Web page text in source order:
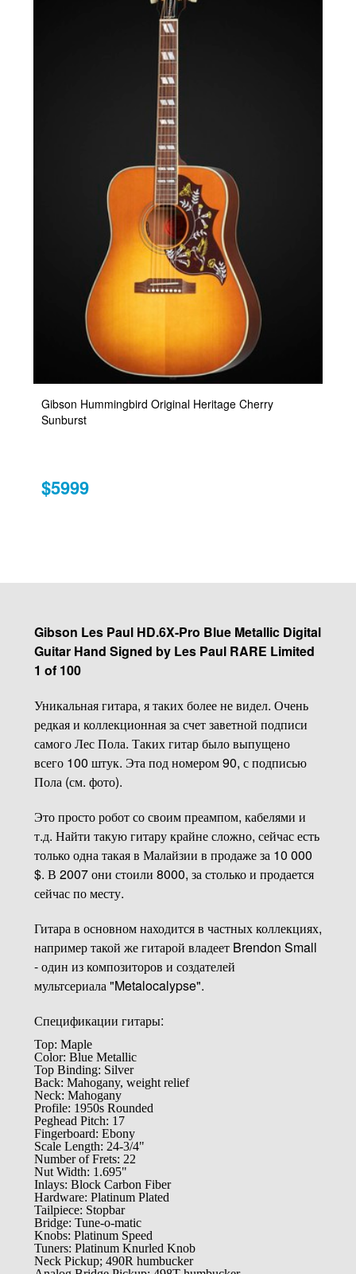
Gibson Hummingbird Original Heritage Cherry
Sunburst
$5999
Gibson Les Paul HD.6X-Pro Blue Metallic Digital
Guitar Hand Signed by Les Paul RARE Limited
1 of 100
Уникальная гитара, я таких более не видел. Очень
редкая и коллекционная за счет заветной подписи
самого Лес Пола. Таких гитар было выпущено
всего 100 штук. Эта под номером 90, с подписью
Пола (см. фото).
Это просто робот со своим преампом, кабелями и
т.д. Найти такую гитару крайне сложно, сейчас есть
только одна такая в Малайзии в продаже за 10 000
$. В 2007 они стоили 8000, за столько и продается
сейчас по месту.
Гитара в основном находится в частных коллекциях,
например такой же гитарой владеет Brendon Small
- один из композиторов и создателей
мультсериала "Metalocalypse".
Спецификации гитары:
Top: Maple
Color: Blue Metallic
Top Binding: Silver
Back: Mahogany, weight relief
Neck: Mahogany
Profile: 1950s Rounded
Peghead Pitch: 17
Fingerboard: Ebony
Scale Length: 24-3/4"
Number of Frets: 22
Nut Width: 1.695"
Inlays: Block Carbon Fiber
Hardware: Platinum Plated
Tailpiece: Stopbar
Bridge: Tune-o-matic
Knobs: Platinum Speed
Tuners: Platinum Knurled Knob
Neck Pickup; 490R humbucker